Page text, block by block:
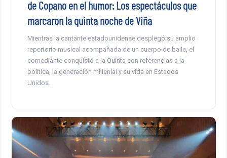
de Copano en el humor: Los espectáculos que
marcaron la quinta noche de Viña
Mientras la cantante estadounidense desplegó su amplio
repertorio musical acompañada de un cuerpo de baile, el
comediante conquistó a la Quinta con referencias a la
política, la generación millenial y su vida en Estados
Unidos.